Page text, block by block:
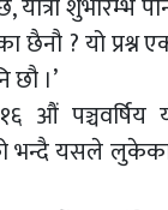
शुभारम्भ
छैनौ ? यो प्रश्न
छौ ।’
औं पञ्चवर्षिय
भन्दै यसले